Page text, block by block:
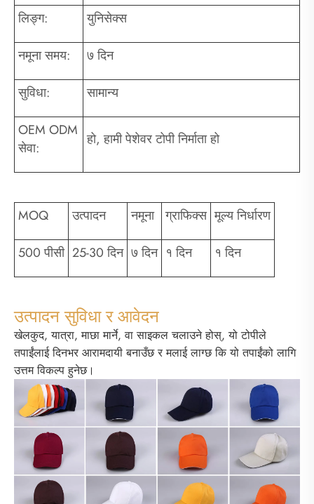
लिङ्ग: युनिसेक्स
नमूना समय: ७ दिन
सुविधा: सामान्य
OEM ODM
सेवा:
हो, हामी पेशेवर टोपी निर्माता हो
MOQ उत्पादन नमूना ग्राफिक्स मूल्य निर्धारण
500 पीसी 25-30 दिन ७ दिन १ दिन १ दिन
उत्पादन सुविधा र आवेदन
खेलकुद, यात्रा, माछा मार्ने, वा साइकल चलाउने होस्, यो टोपीले
तपाईंलाई दिनभर आरामदायी बनाउँछ र मलाई लाग्छ कि यो तपाईंको लागि
उत्तम विकल्प हुनेछ।